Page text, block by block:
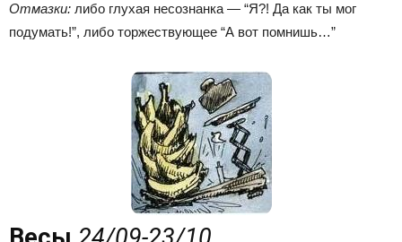
Отмазки: либо глухая несознанка — “Я?! Да как ты мог
подумать!”, либо торжествующее “А вот помнишь…”